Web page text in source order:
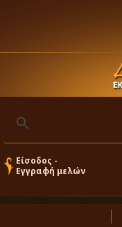
Είσοδος -
Εγγραφή μελών